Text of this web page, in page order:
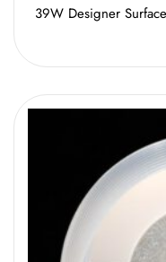
39W Designer